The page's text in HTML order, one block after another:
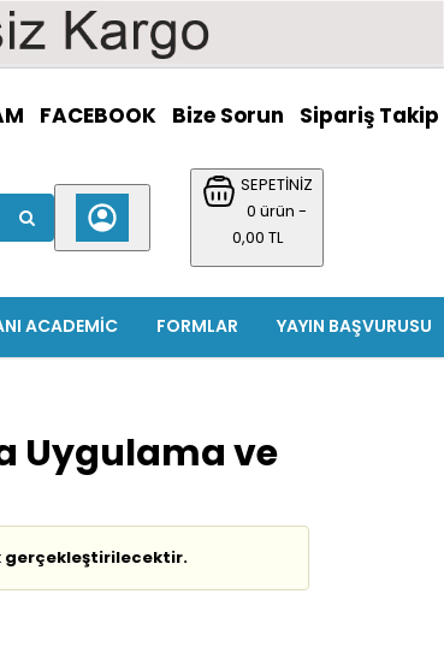
FACEBOOK Bize Sorun Sipariş Takip
SEPETİNİZ
0 ürün -
0,00 TL
YAYIN BAŞVURUSU
FORMLAR
ACADEMIC
Uygulama ve
gerçekleştirilecektir.